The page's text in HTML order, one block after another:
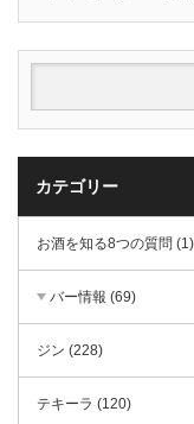
カテゴリー
お酒を知る8つの質問 (1)
バー情報 (69)
ジン (228)
テキーラ (120)